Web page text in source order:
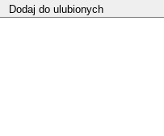
Dodaj do ulubionych